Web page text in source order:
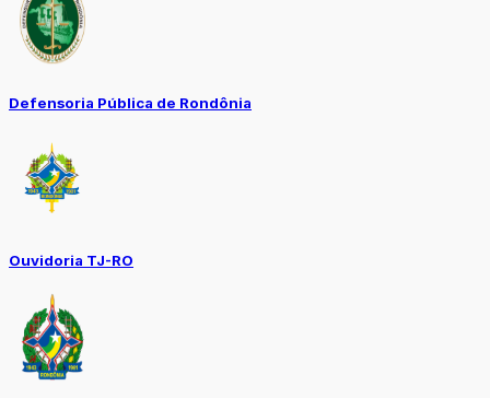
Defensoria Pública de Rondônia
Ouvidoria TJ-RO